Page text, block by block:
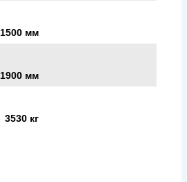
1500 мм
1900 мм
3530 кг